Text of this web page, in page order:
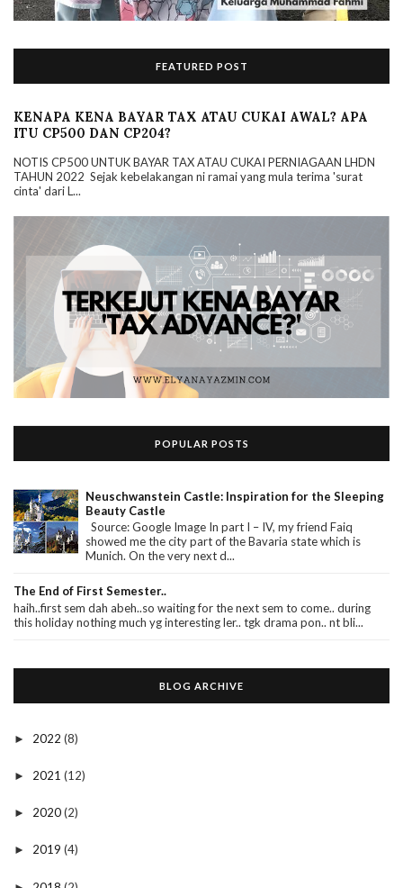
FEATURED POST
KENAPA KENA BAYAR TAX ATAU CUKAI AWAL? APA
ITU CP500 DAN CP204?
NOTIS CP500 UNTUK BAYAR TAX ATAU CUKAI PERNIAGAAN LHDN
TAHUN 2022 Sejak kebelakangan ni ramai yang mula terima 'surat
cinta' dari L...
POPULAR POSTS
Neuschwanstein Castle: Inspiration for the Sleeping
Beauty Castle
Source: Google Image In part I – IV, my friend Faiq
showed me the city part of the Bavaria state which is
Munich. On the very next d...
The End of First Semester..
haih..first sem dah abeh..so waiting for the next sem to come.. during
this holiday nothing much yg interesting ler.. tgk drama pon.. nt bli...
BLOG ARCHIVE
► 2022 (8)
► 2021 (12)
► 2020(2)
► 2019 (4)